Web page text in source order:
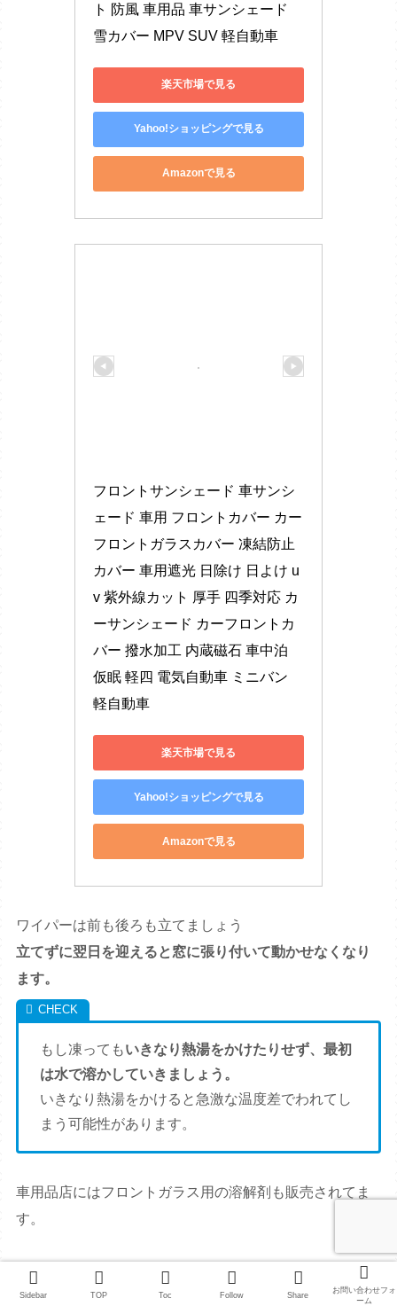
ト 防風 車用品 車サンシェード
雪カバー MPV SUV 軽自動車
楽天市場で見る
Yahoo!ショッピングで見る
Amazonで見る
フロントサンシェード 車サンシ
ェード 車用 フロントカバー カー
フロントガラスカバー 凍結防止
カバー 車用遮光 日除け 日よけ u
v 紫外線カット 厚手 四季対応 カ
ーサンシェード カーフロントカ
バー 撥水加工 内蔵磁石 車中泊
仮眠 軽四 電気自動車 ミニバン
軽自動車
楽天市場で見る
Yahoo!ショッピングで見る
Amazonで見る
ワイパーは前も後ろも立てましょう
立てずに翌日を迎えると窓に張り付いて動かせなくなり
ます。
もし凍ってもいきなり熱湯をかけたりせず、最初
は水で溶かしていきましょう。
いきなり熱湯をかけると急激な温度差でわれてし
まう可能性があります。
車用品店にはフロントガラス用の溶解剤も販売されてま
す。
Sidebar TOP Toc Follow Share
お問い合わせフォ
ーム